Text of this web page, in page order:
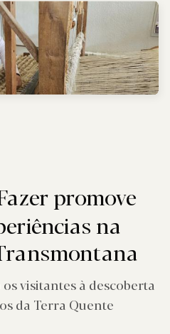
promove
na
visitantes à descoberta
da Terra Quente